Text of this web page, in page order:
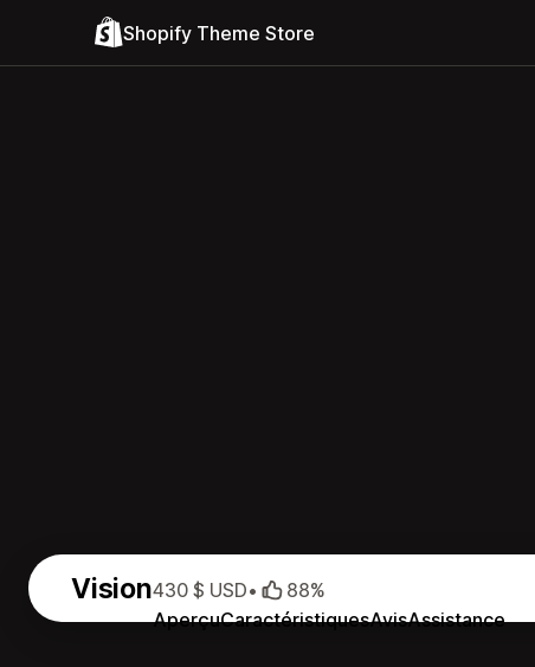
Shopify Theme Store
Vision
AperçuCaractéristiquesAvisAssistance
430 $ USD• 88%